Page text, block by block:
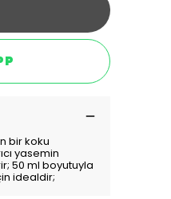
bir koku
yasemin
50 ml boyutuyla
idealdir;